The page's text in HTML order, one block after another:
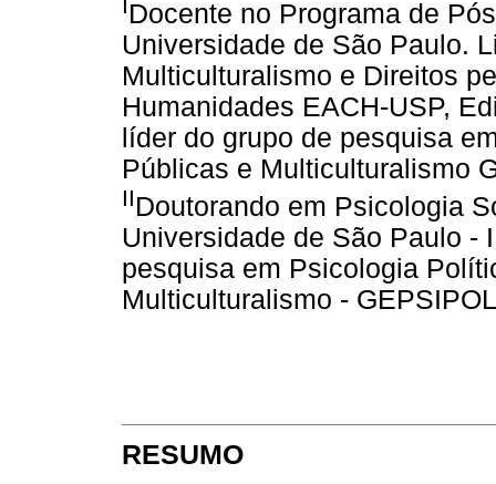
Docente no Programa de
Universidade de São Paulo.
Multiculturalismo e Direitos
Humanidades EACH-USP,
líder do grupo de pesquisa
Públicas e Multiculturalismo
IIDoutorando em Psicologia
Universidade de São Paulo -
pesquisa em Psicologia
Multiculturalismo -
RESUMO